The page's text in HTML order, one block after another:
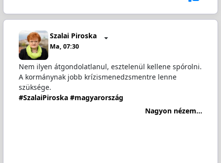
Szalai Piroska
Ma, 07:30
Nem ilyen átgondolatlanul, esztelenül kellene spórolni.
A kormánynak jobb krízismenedzsmentre lenne
szüksége.
#SzalaiPiroska #magyarország
Nagyon nézem...